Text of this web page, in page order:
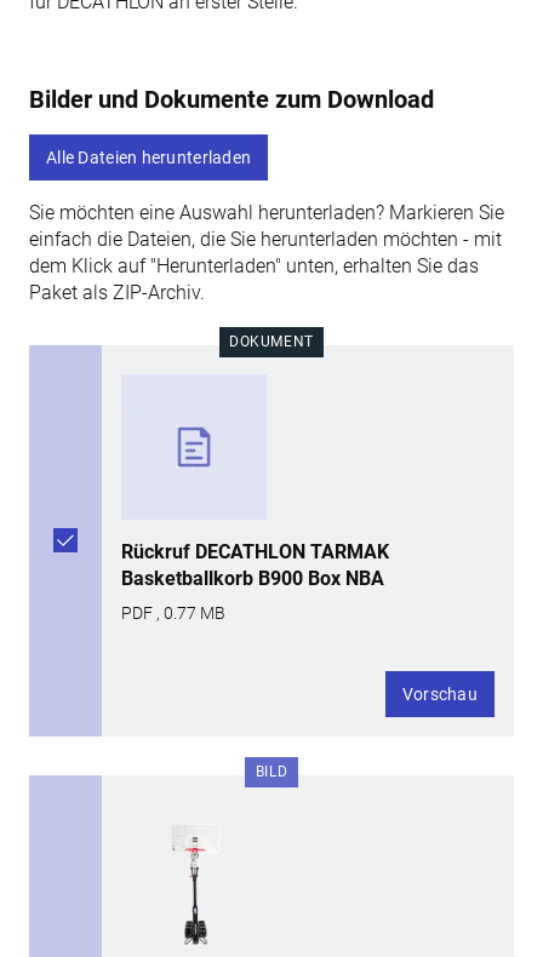
Bilder und Dokumente zum Download
Alle Dateien herunterladen
Sie möchten eine Auswahl herunterladen? Markieren Sie
einfach die Dateien, die Sie herunterladen möchten - mit
dem Klick auf "Herunterladen" unten, erhalten Sie das
Paket als ZIP-Archiv.
DOKUMENT
Rückruf DECATHLON TARMAK
Basketballkorb B900 Box NBA
PDF , 0.77 MB
Vorschau
BILD